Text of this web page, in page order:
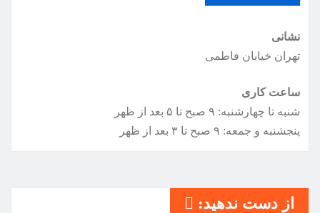
نشانی
تهران خیابان فاطمی
ساعت کاری
شنبه تا چهارشنبه: ۹ صبح تا ۵ بعد از ظهر
پنجشنبه و جمعه: ۹ صبح تا ۳ بعد از ظهر
از دست ندهید: